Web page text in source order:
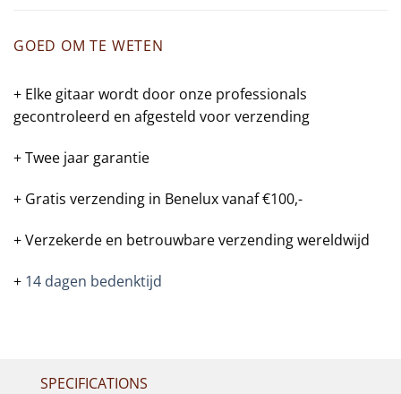
GOED OM TE WETEN
+ Elke gitaar wordt door onze professionals
gecontroleerd en afgesteld voor verzending
+ Twee jaar garantie
+ Gratis verzending in Benelux vanaf €100,-
+ Verzekerde en betrouwbare verzending wereldwijd
+ 14 dagen bedenktijd
SPECIFICATIONS